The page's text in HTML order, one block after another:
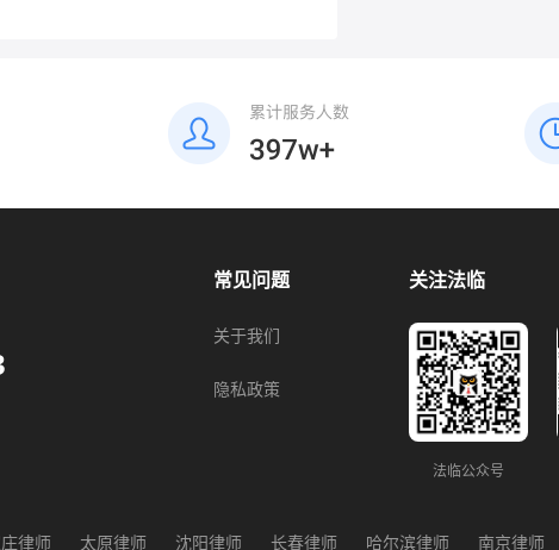
常见问题
关于我们
隐私政策
关注法临
法临公众号
律师 太原律师 沈阳律师 长春律师 哈尔滨律师 南京律师